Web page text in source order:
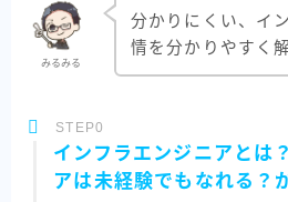
みるみる
分かりにくい、イ
情を分かりやすく
STEP0
インフラエンジニアとは
アは未経験でもなれる？